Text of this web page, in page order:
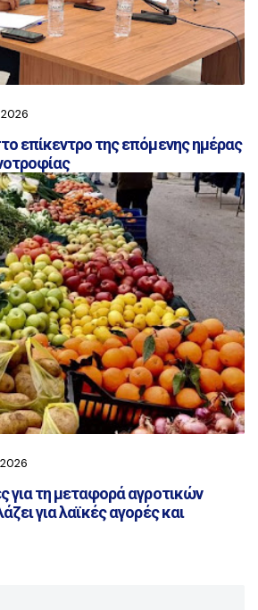
2026
επίκεντρο της επόμενης ημέρας
2026
για τη μεταφορά αγροτικών
για λαϊκές αγορές και